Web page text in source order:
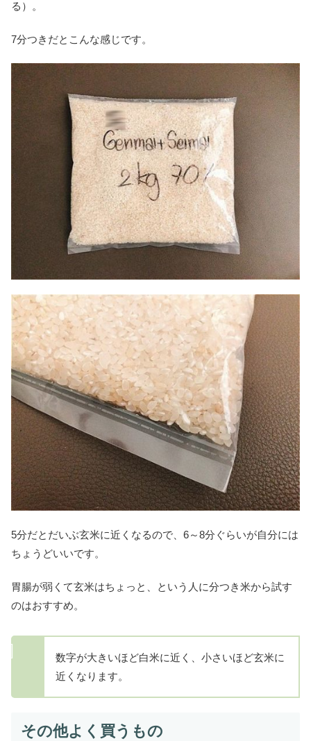
る）。
7分つきだとこんな感じです。
5分だとだいぶ玄米に近くなるので、6～8分ぐらいが自分には
ちょうどいいです。
胃腸が弱くて玄米はちょっと、という人に分つき米から試す
のはおすすめ。
数字が大きいほど白米に近く、小さいほど玄米に
近くなります。
その他よく買うもの